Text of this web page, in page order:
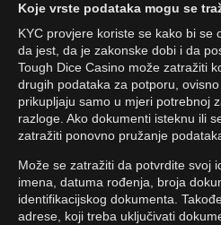
Koje vrste podataka mogu se
KYC provjere koriste se kako bi se
da jest, da je zakonske dobi i da
Tough Dice Casino može zatražiti
drugih podataka za potporu,
prikupljaju samo u mjeri potrebnoj
razloge. Ako dokumenti isteknu ili
zatražiti ponovno pružanje
Može se zatražiti da potvrdite svoj
imena, datuma rođenja, broja
identifikacijskog dokumenta.
adrese, koji treba uključivati